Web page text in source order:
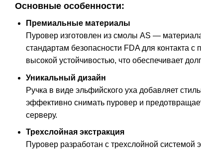
Основные особенности:
Премиальные материалы
Пуровер изготовлен из смолы AS —
стандартам безопасности FDA для контакта
высокой устойчивостью, что обеспечивает
Уникальный дизайн
Ручка в виде эльфийского уха добавляет
эффективно снимать пуровер и
серверу.
Трехслойная экстракция
Пуровер разработан с трехслойной системой